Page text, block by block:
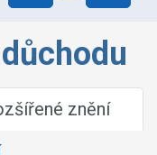
znění